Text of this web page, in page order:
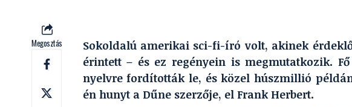
Megosztás
Sokoldalú amerikai sci-fi-író volt, akinek
érintett – és ez regényein is megmutatkozik.
nyelvre fordították le, és közel húszmillió
én hunyt a Dűne szerzője, el Frank Herbert.